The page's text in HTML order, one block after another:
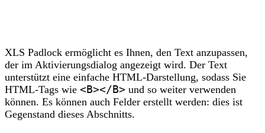
XLS Padlock ermöglicht es Ihnen, den Text anzupassen,
der im Aktivierungsdialog angezeigt wird. Der Text
unterstützt eine einfache HTML-Darstellung, sodass Sie
HTML-Tags wie <B></B> und so weiter verwenden
können. Es können auch Felder erstellt werden: dies ist
Gegenstand dieses Abschnitts.